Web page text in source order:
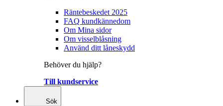
Räntebeskedet 2025
FAQ kundkännedom
Om Mina sidor
Om visselblåsning
Använd ditt låneskydd
Behöver du hjälp?
Till kundservice
Sök